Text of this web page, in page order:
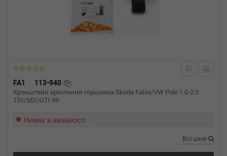
FA1 113-940
Кронштейн кріплення глушника Skoda Fabia/VW Polo 1.0-2.0
TDI/SDI/GTI 99-
Немає в наявності
Всі ціни